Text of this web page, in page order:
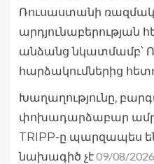
Ռուսաստանի
արդյունաբերության
անձանց նկատմամբ՝
հարձակումներից
Խաղաղությունը,
փոխադարձաբար
TRIPP-ը պարզապես
նախագիծ չէ09/08/2026